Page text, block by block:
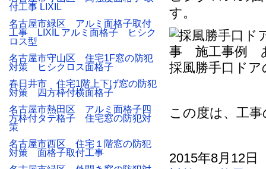
す。
採風勝手口ド
この度は、工
2015年8月12
付工事 LIXIL
名古屋市緑区 アルミ面格子取付
工事 LIXIL アルミ面格子 ヒシク
ロス型
名古屋市守山区 住宅1F窓の防犯
対策 ヒシクロス面格子
春日井市 住宅1階上下げ窓の防犯
対策 四方枠付横面格子
名古屋市熱田区 アルミ面格子四
方枠付タテ格子 住宅窓の防犯対
策
名古屋市西区 住宅１階窓の防犯
対策 面格子取付工事